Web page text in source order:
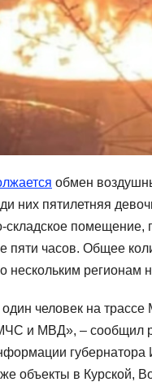
обмен
них пятилетняя
пяти часов. Общее
нескольким регионам
человек на
и МВД», – сообщил
объекты в Курской,